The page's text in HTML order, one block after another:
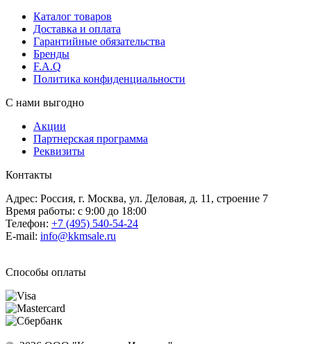
Каталог товаров
Доставка и оплата
Гарантийные обязательства
Бренды
F.A.Q
Политика конфиденциальности
С нами выгодно
Акции
Партнерская программа
Реквизиты
Контакты
Адрес: Россия, г. Москва, ул. Деловая, д. 11, строение 7
Время работы: с 9:00 до 18:00
Телефон: +7 (495) 540-54-24
E-mail: info@kkmsale.ru
Способы оплаты